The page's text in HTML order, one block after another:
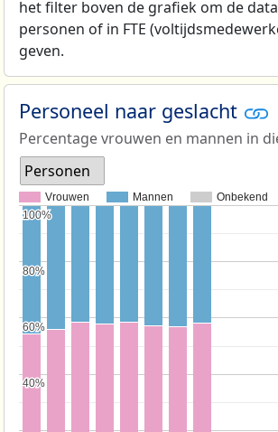
het filter boven de grafiek om de
personen of in FTE
geven.
Personeel naar geslacht
Percentage vrouwen en mannen in
Personen
Vrouwen Mannen Onbekend
40%
40%
60%
60%
80%
80%
100%
100%